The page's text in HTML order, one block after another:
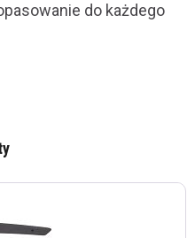
do każdego